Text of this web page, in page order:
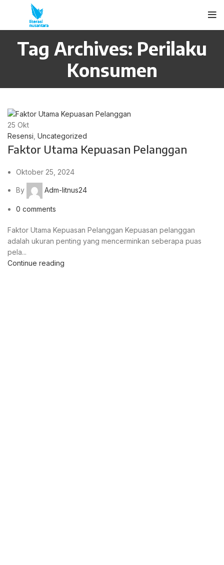
Tag Archives: Perilaku
Konsumen
25 Okt
Resensi Uncategorized
Faktor Utama Kepuasan Pelanggan
Oktober 25, 2024
By Adm-litnus24
0 comments
Faktor Utama Kepuasan Pelanggan Kepuasan pelanggan
adalah ukuran penting yang mencerminkan seberapa puas
pela...
Continue reading